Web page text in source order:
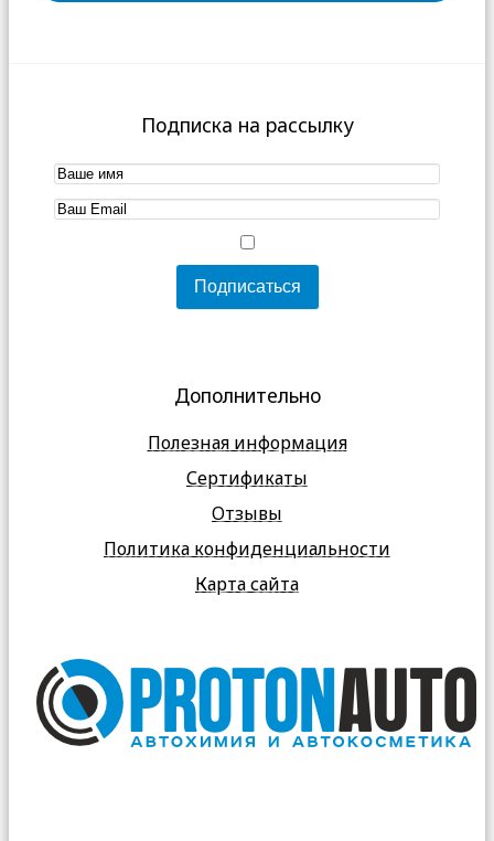
Подписка на рассылку
Дополнительно
Полезная информация
Сертификаты
Отзывы
Политика конфиденциальности
Карта сайта